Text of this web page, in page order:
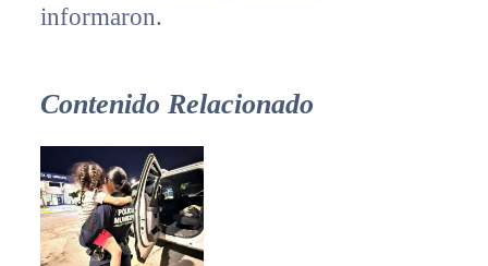
informaron.
Contenido Relacionado